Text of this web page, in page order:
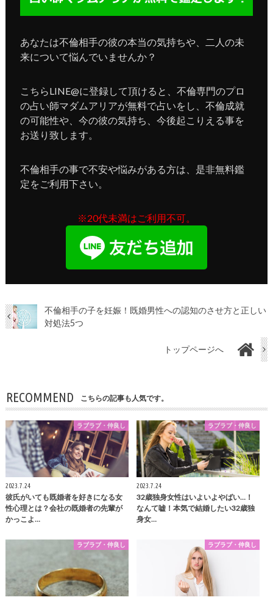
あなたは不倫相手の彼の本当の気持ちや、二人の未
来について悩んでいませんか？
こちらLINE@に登録して頂けると、不倫専門のプロ
の占い師マダムアリアが無料で占いをし、不倫成就
の可能性や、今の彼の気持ち、今後起こりえる事を
お送り致します。
不倫相手の事で不安や悩みがある方は、是非無料鑑
定をご利用下さい。
※20代未満はご利用不可。
不倫相手の子を妊娠！既婚男性への認知のさせ方と正しい
対処法5つ
トップページへ
RECOMMEND こちらの記事も人気です。
ラブラブ・仲良し
2023.7.24
彼氏がいても既婚者を好きになる女
性心理とは？会社の既婚者の先輩が
かっこよ…
ラブラブ・仲良し
2023.7.24
32歳独身女性はいよいよやばい…！
なんて嘘！本気で結婚したい32歳独
身女…
ラブラブ・仲良し ラブラブ・仲良し